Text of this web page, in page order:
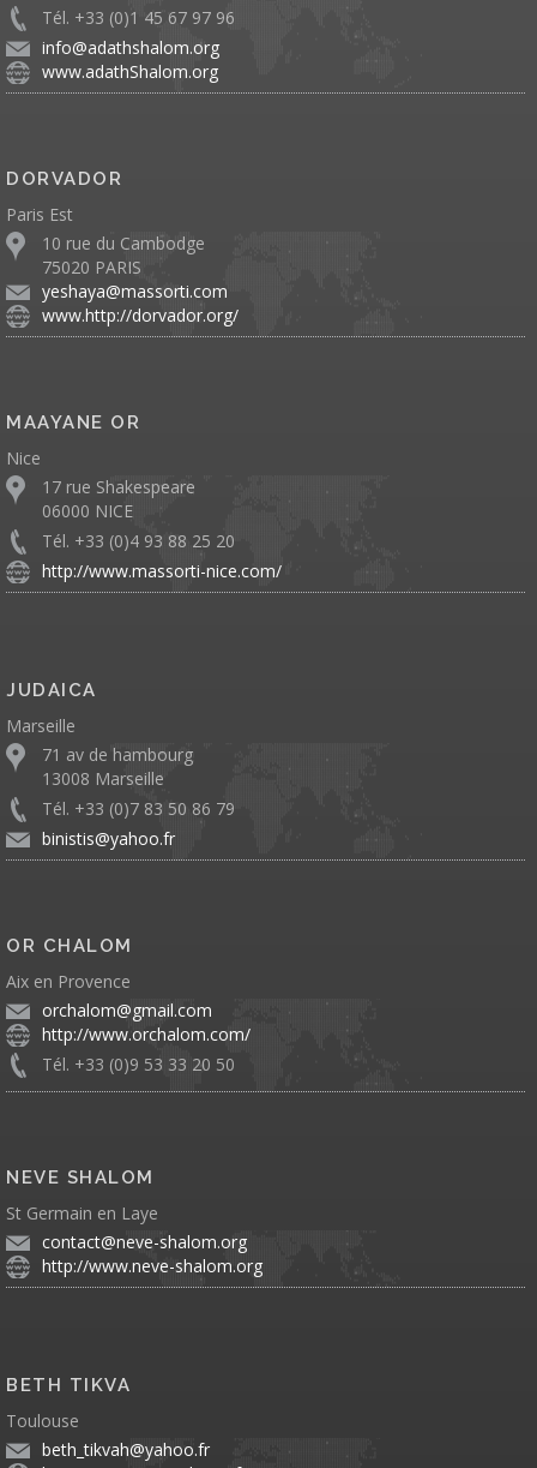
Tél. +33 (0)1 45 67 97 96
info@adathshalom.org
www.adathShalom.org
DORVADOR
Paris Est
10 rue du Cambodge
75020 PARIS
yeshaya@massorti.com
www.http://dorvador.org/
MAAYANE OR
Nice
17 rue Shakespeare
06000 NICE
Tél. +33 (0)4 93 88 25 20
http://www.massorti-nice.com/
JUDAICA
Marseille
71 av de hambourg
13008 Marseille
Tél. +33 (0)7 83 50 86 79
binistis@yahoo.fr
OR CHALOM
Aix en Provence
orchalom@gmail.com
http://www.orchalom.com/
Tél. +33 (0)9 53 33 20 50
NEVE SHALOM
St Germain en Laye
contact@neve-shalom.org
http://www.neve-shalom.org
BETH TIKVA
Toulouse
beth_tikvah@yahoo.fr